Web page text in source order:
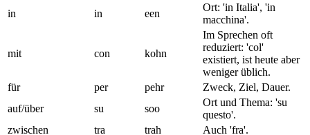
in
in een
Ort: 'in Italia', 'in
macchina'.
mit con kohn
Im Sprechen oft
reduziert: 'col'
existiert, ist heute aber
weniger üblich.
für
per pehr
Zweck, Ziel, Dauer.
auf/über
su soo
Ort und Thema: 'su
questo'.
zwischen
tra trah
Auch 'fra'.